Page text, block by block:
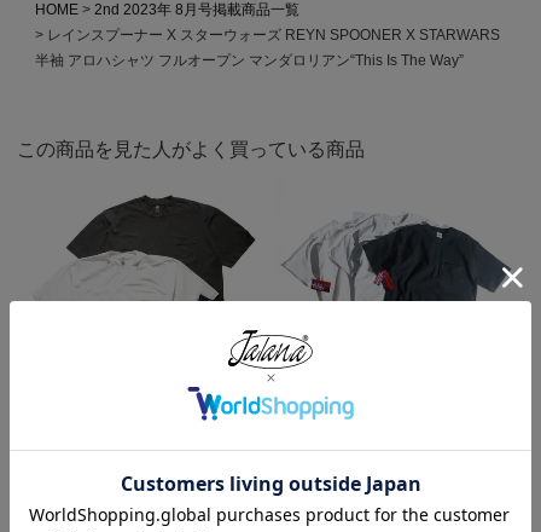
HOME
2nd 2023年 8月号掲載商品一覧
レインスプーナー X スターウォーズ REYN SPOONER X STARWARS
半袖 アロハシャツ フルオープン マンダロリアン“This Is The Way”
この商品を見た人がよく買っている商品
半袖 ガーメントダイ ポケットTシ
¥3,990
ツ MADE IN USA